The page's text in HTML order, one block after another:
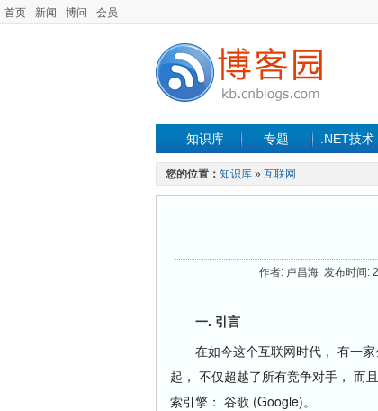
首页 新闻 博问 会员
知识库 专题 .NET技术
您的位置： 知识库 » 互联网
作者: 卢昌海 发布时间:
一. 引言
在如今这个互联网时代， 有一家
起， 不仅超越了所有竞争对手， 而
索引擎： 谷歌 (Google)。